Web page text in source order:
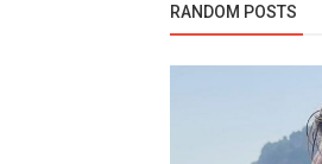
RANDOM POSTS